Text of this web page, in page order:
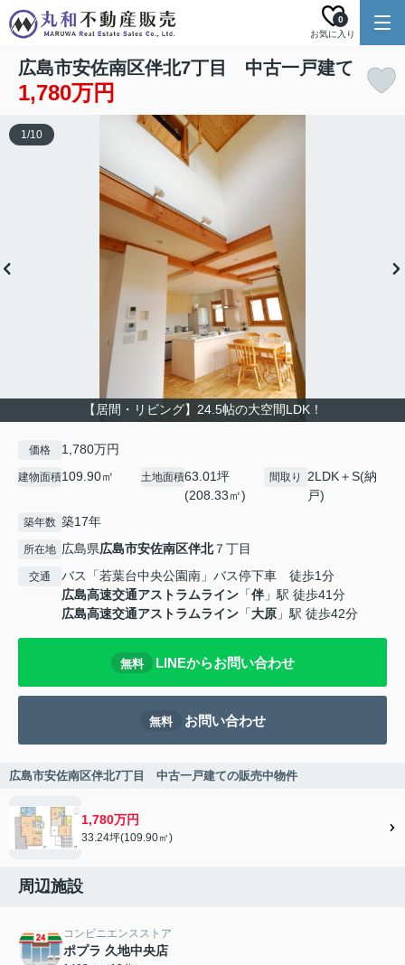
お気に入り
0
広島市安佐南区伴北7丁目 中古一戸建て
1,780万円
【居間・リビング】24.5帖の大空間LDK！
1/10
価格 1,780万円
建物面積109.90㎡ 土地面積63.01坪
(208.33㎡)
間取り
2LDK＋S(納
戸)
築年数 築17年
所在地 広島県広島市安佐南区伴北７丁目
交通
バス「若葉台中央公園南」バス停下車 徒歩1分
広島高速交通アストラムライン 「伴」駅 徒歩41分
広島高速交通アストラムライン 「大原 」駅 徒歩42分
無料 LINEからお問い合わせ
無料 お問い合わせ
広島市安佐南区伴北7丁目 中古一戸建ての販売中物件
1,780万円
33.24坪(109.90㎡)
周辺施設
コンビニエンスストア
ポプラ 久地中央店